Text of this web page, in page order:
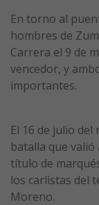
En torno al
hombres de
Carrera el 9 de
vencedor, y
importantes.
El 16 de julio
batalla que valió
título de
los carlistas del
Moreno.